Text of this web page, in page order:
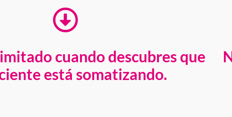
cuando descubres que
está somatizando.